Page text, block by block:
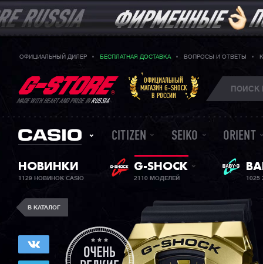
ОФИЦИАЛЬНЫЙ ДИЛЕР БЕСПЛАТНАЯ ДОСТАВКА ВОПРОСЫ И ОТВЕТЫ
MADE WITH HEART AND PRIDE INRUSSIA
ОФИЦИАЛЬНЫЙ
МАГАЗИН G-SHOCK
В РОССИИ
CITIZEN SEIKO ORIENT
НОВИНКИ
1129 НОВИНОК CASIO
G-SHOCK
2110 МОДЕЛЕЙ
В КАТАЛОГ